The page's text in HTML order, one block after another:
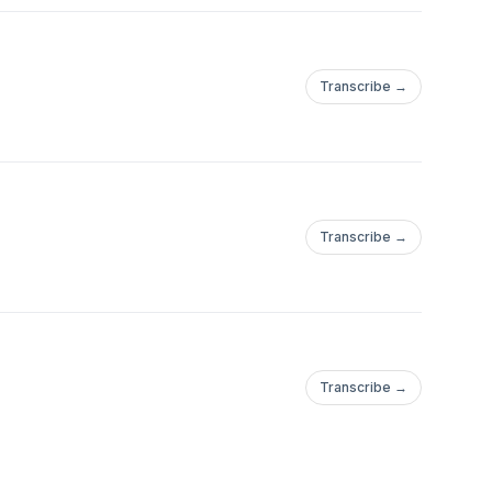
Transcribe →
Transcribe →
Transcribe →